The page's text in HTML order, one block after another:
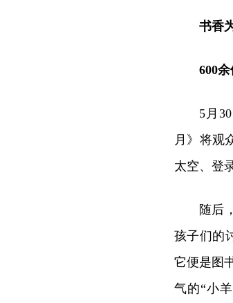
书香
600
5月
月》将观
太空、登
随后
孩子们的
它便是图
气的“小